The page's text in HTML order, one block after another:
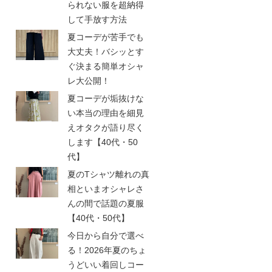
られない服を超納得
して手放す方法
夏コーデが苦手でも
大丈夫！バシッとす
ぐ決まる簡単オシャ
レ大公開！
夏コーデが垢抜けな
い本当の理由を細見
えオタクが語り尽く
します【40代・50
代】
夏のTシャツ離れの真
相といまオシャレさ
んの間で話題の夏服
【40代・50代】
今日から自分で選べ
る！2026年夏のちょ
うどいい着回しコー